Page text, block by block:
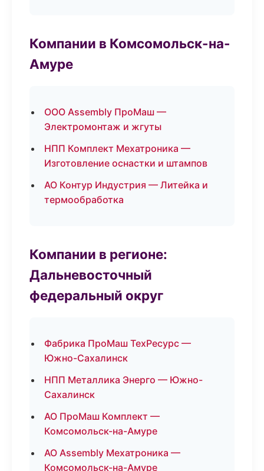
Компании в Комсомольск-на-
Амуре
ООО Assembly ПроМаш —
Электромонтаж и жгуты
НПП Комплект Мехатроника —
Изготовление оснастки и штампов
АО Контур Индустрия — Литейка и
термообработка
Компании в регионе:
Дальневосточный
федеральный округ
Фабрика ПроМаш ТехРесурс —
Южно-Сахалинск
НПП Металлика Энерго — Южно-
Сахалинск
АО ПроМаш Комплект —
Комсомольск-на-Амуре
АО Assembly Мехатроника —
Комсомольск-на-Амуре